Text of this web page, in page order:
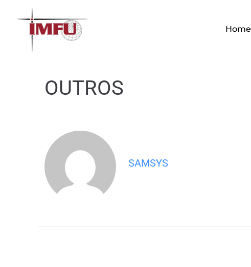
Home
OUTROS
SAMSYS